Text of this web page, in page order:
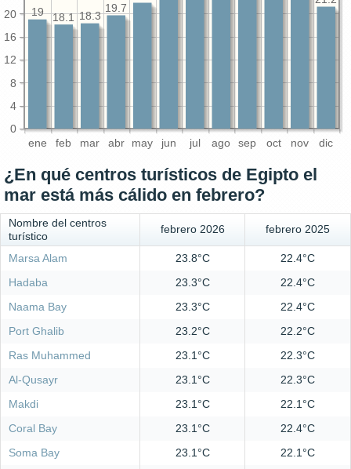
ene feb mar abr may jun jul ago sep oct nov dic
0
4
8
12
16
20
19.7
18.3
18.1
19
¿En qué centros turísticos de Egipto el
mar está más cálido en febrero?
Nombre del centros
turístico
febrero 2026 febrero 2025
Marsa Alam 23.8°C
22.4°C
Hadaba
23.3°C
22.4°C
Naama Bay
23.3°C
22.4°C
Port Ghalib
23.2°C
22.2°C
Ras Muhammed
23.1°C
22.3°C
Al-Qusayr
23.1°C
22.3°C
Makdi
23.1°C
22.1°C
Coral Bay
23.1°C
22.4°C
Soma Bay
23.1°C
22.1°C